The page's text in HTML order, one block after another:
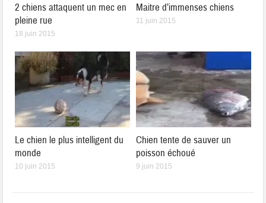
2 chiens attaquent un mec en
pleine rue
18 juin 2015
Maitre d’immenses chiens
11 juin 2015
Le chien le plus intelligent du
monde
10 juin 2015
Chien tente de sauver un
poisson échoué
9 juin 2015